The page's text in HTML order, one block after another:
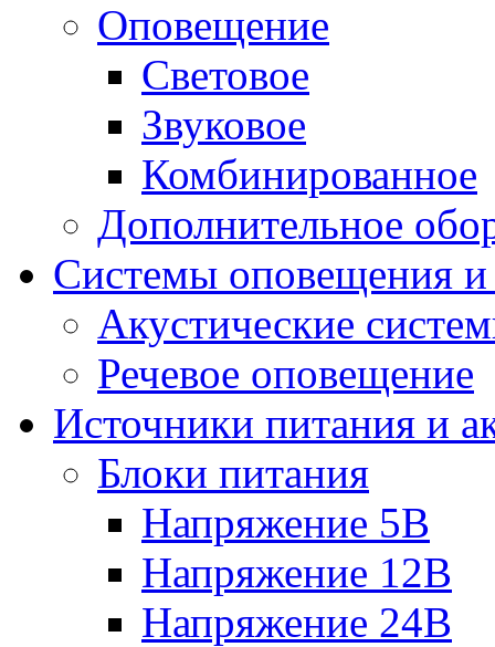
Оповещение
Световое
Звуковое
Комбинированное
Дополнительное
Системы оповещения и
Акустические
Речевое оповещение
Источники питания и
Блоки питания
Напряжение 5В
Напряжение 12В
Напряжение 24В